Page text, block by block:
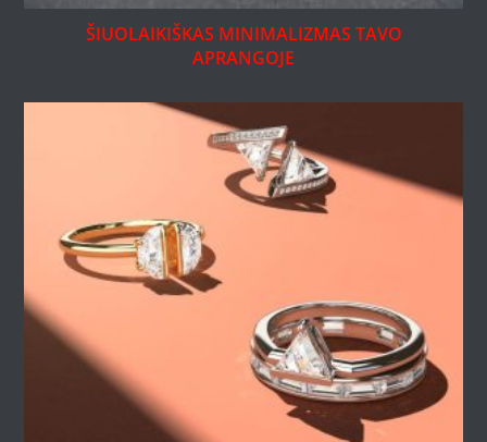
ŠIUOLAIKIŠKAS MINIMALIZMAS TAVO
APRANGOJE